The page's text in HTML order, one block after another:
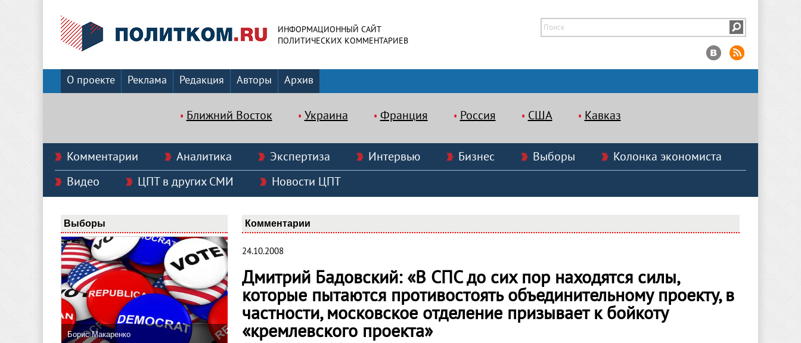
ИНФОРМАЦИОННЫЙ САЙТ
ПОЛИТИЧЕСКИХ КОММЕНТАРИЕВ
О проекте Реклама Редакция Авторы Архив
Ближний Восток Украина Франция Россия США Кавказ
Комментарии Аналитика Экспертиза Интервью Бизнес Выборы
Колонка экономиста
Видео
ЦПТ в других СМИ Новости ЦПТ
Выборы
Борис Макаренко
Комментарии
24.10.2008
Дмитрий Бадовский: «В СПС до сих пор находятся силы,
которые пытаются противостоять объединительному проекту, в
частности, московское отделение призывает к бойкоту
«кремлевского проекта»